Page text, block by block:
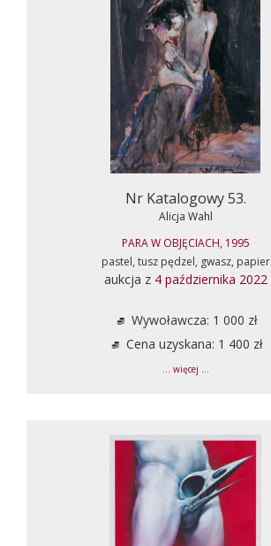
Nr Katalogowy 53.
Alicja Wahl
PARA W OBJĘCIACH, 1995
pastel, tusz pędzel, gwasz, papier
aukcja z 4 października 2022
Wywoławcza: 1 000 zł
Cena uzyskana: 1 400 zł
... więcej ...